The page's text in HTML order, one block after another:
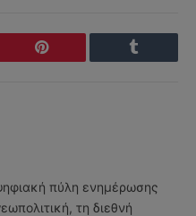
Pinterest Tumblr
πύλη ενημέρωσης
τη διεθνή